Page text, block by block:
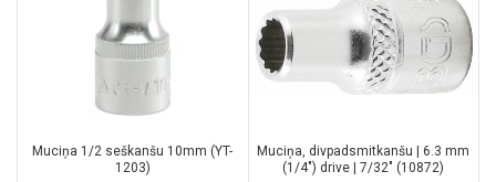
Muciņa 1/2 seškanšu 10mm (YT-
1203)
Muciņa, divpadsmitkanšu | 6.3 mm
(1/4″) drive | 7/32″ (10872)